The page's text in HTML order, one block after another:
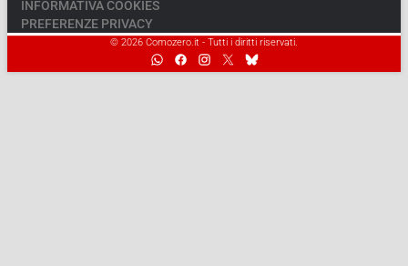
INFORMATIVA COOKIES
PREFERENZE PRIVACY
© 2026 Comozero.it - Tutti i diritti riservati.